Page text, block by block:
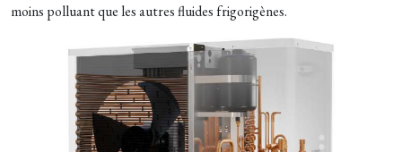
moins polluant que les autres fluides frigorigènes.